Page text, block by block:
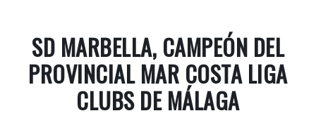
SD MARBELLA, CAMPEÓN DEL
PROVINCIAL MAR COSTA LIGA
CLUBS DE MÁLAGA